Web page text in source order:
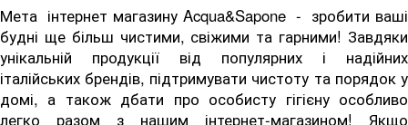
Мета інтернет магазину Acqua&Sapone - зробити ваші
будні ще більш чистими, свіжими та гарними! Завдяки
унікальній продукції від популярних і надійних
італійських брендів, підтримувати чистоту та порядок у
домі, а також дбати про особисту гігієну особливо
легко разом з нашим інтернет-магазином! Якщо